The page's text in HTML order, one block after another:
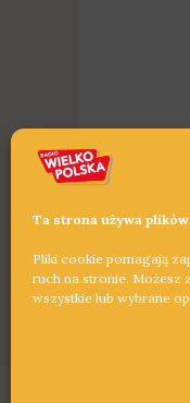
Ta strona używa
Pliki cookie pomagają
ruch na stronie. Możesz
wszystkie lub wybrane
←Poprzedni